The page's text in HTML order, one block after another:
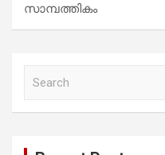
സാമ്പത്തികം